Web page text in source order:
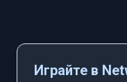
Играйте в